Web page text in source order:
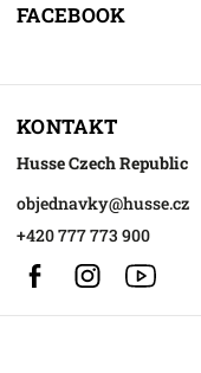
FACEBOOK
KONTAKT
Husse Czech Republic
objednavky@husse.cz
+420 777 773 900
FacebookInstagram